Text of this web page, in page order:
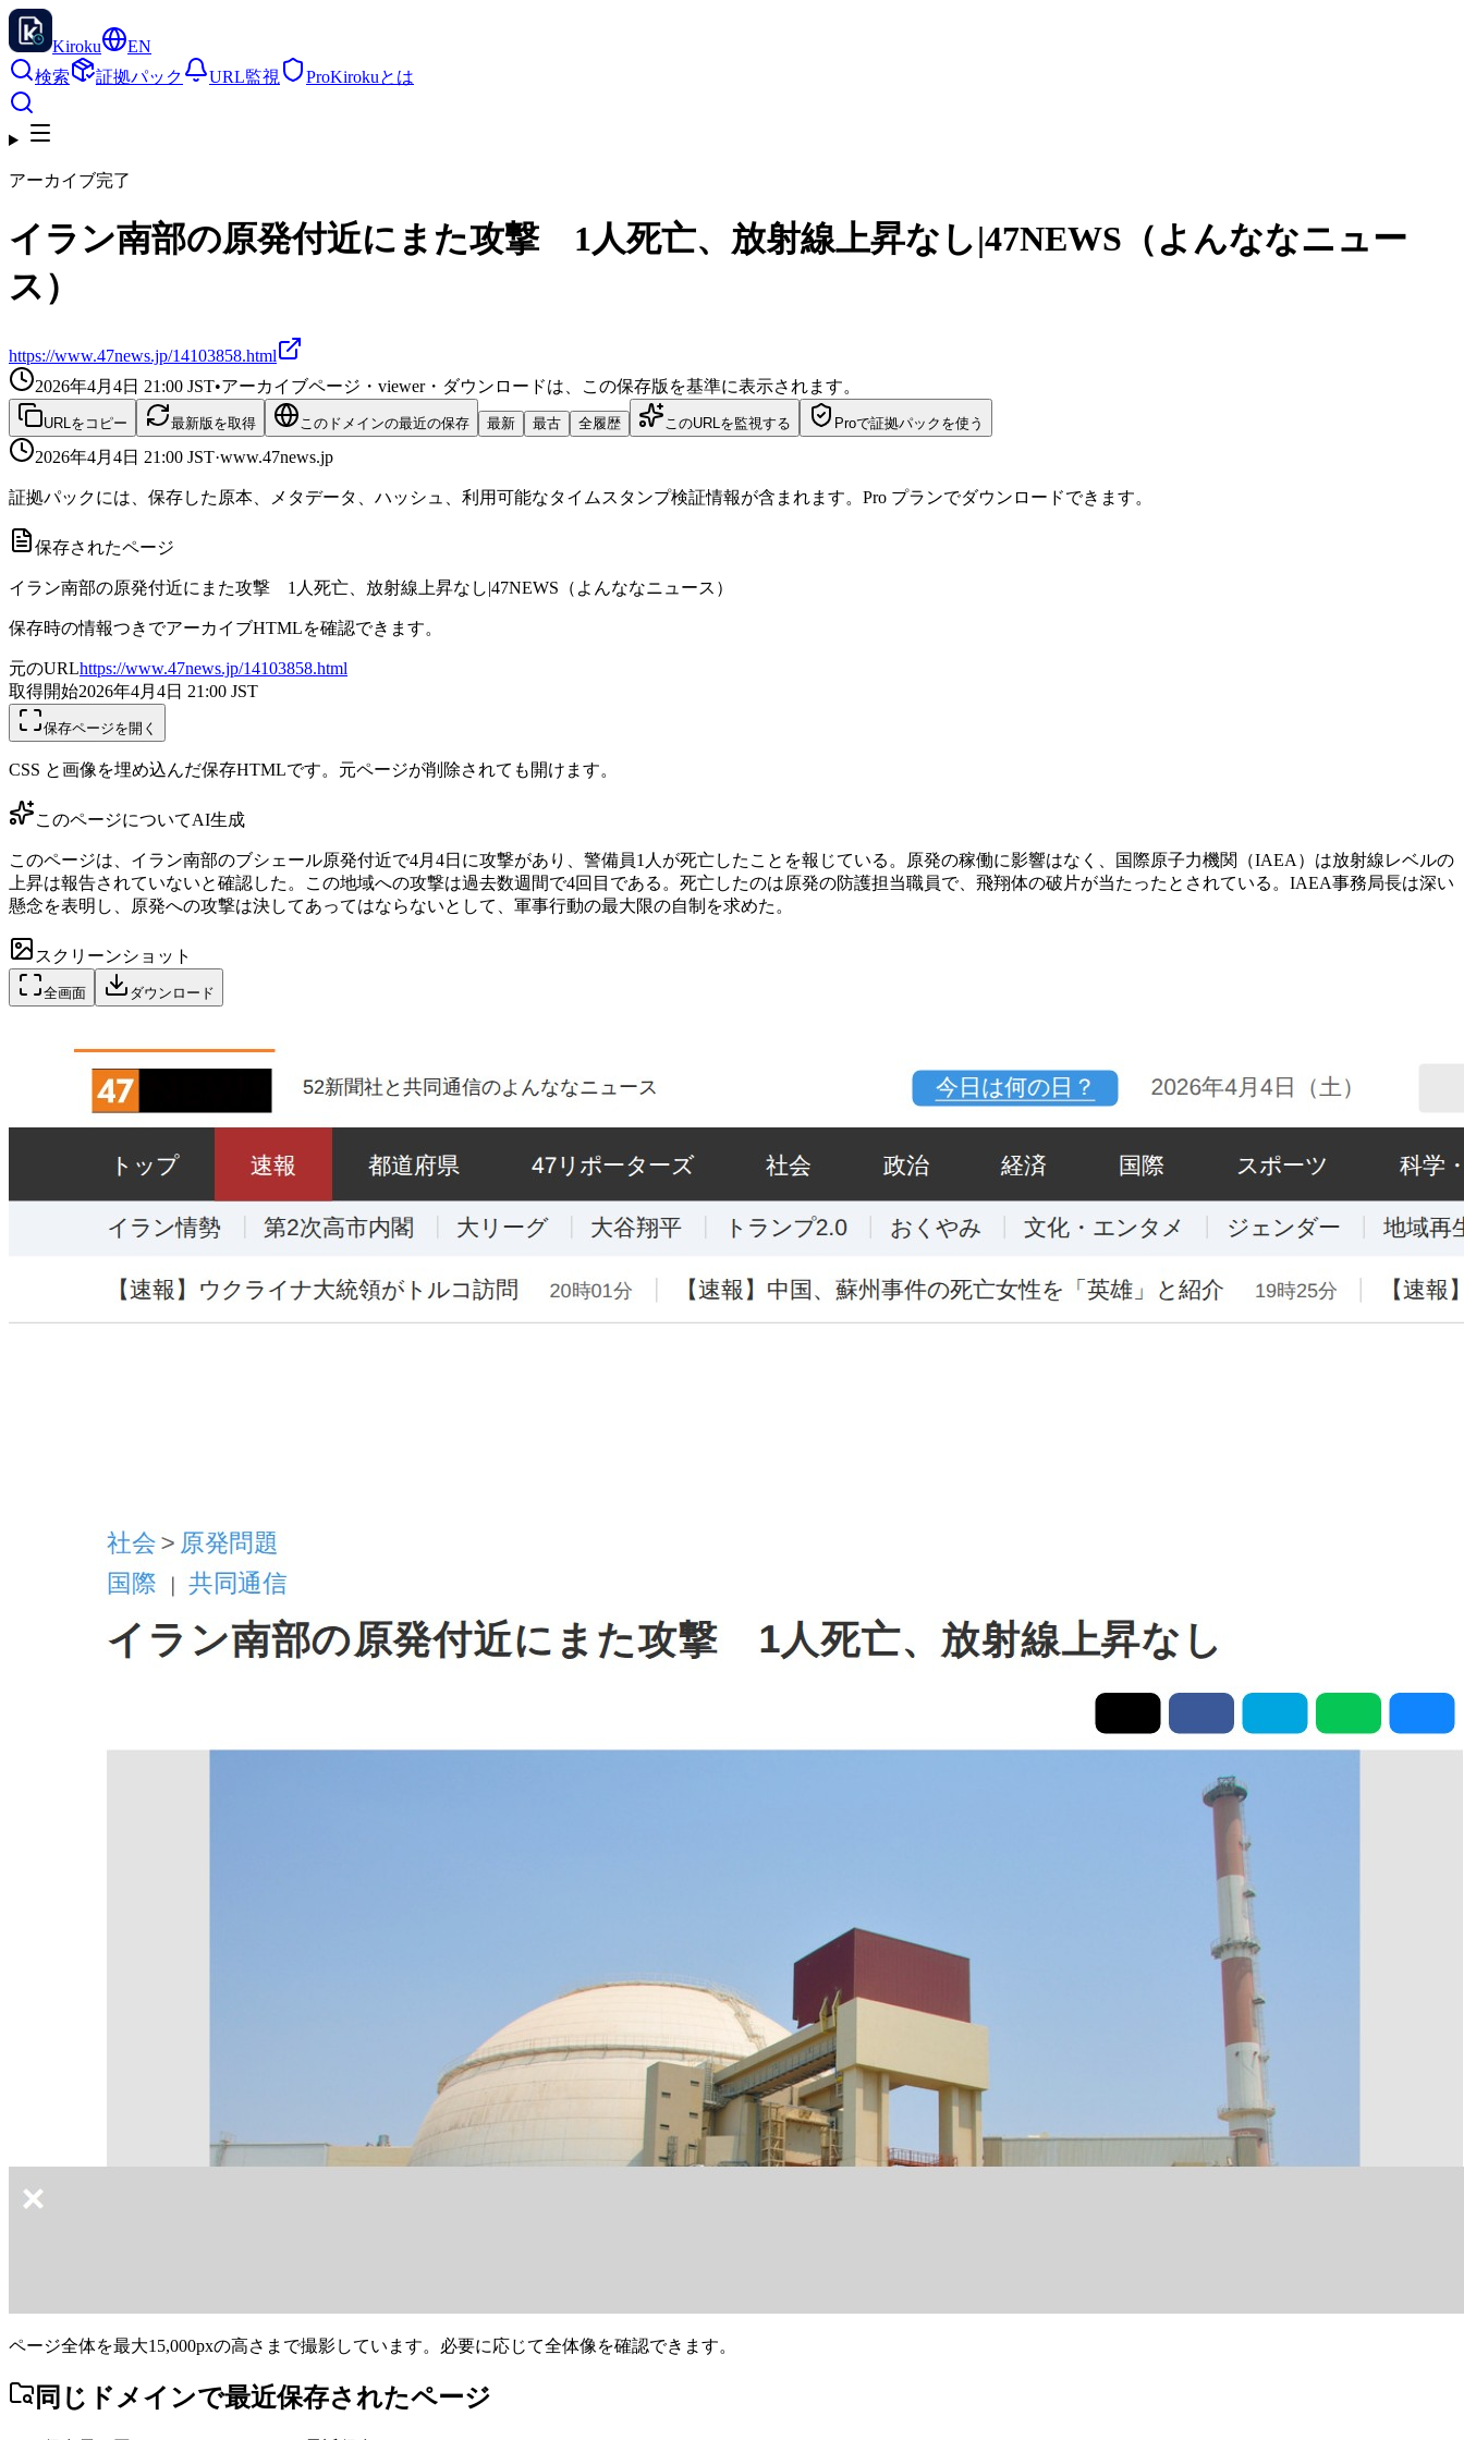
Kiroku
EN
検索
証拠パック URL監視 ProKirokuとは
アーカイブ完了
イラン南部の原発付近にまた攻撃 1人死亡、放射線上昇なし|47NEWS（よんななニュー
ス）
https://www.47news.jp/14103858.html
2026年4月4日 21:00 JST•アーカイブページ・viewer・ダウンロードは、この保存版を基準に表示されます。
URLをコピー 最新版を取得 このドメインの最近の保存 最新 最古 全履歴 このURLを監視する Proで証拠パックを使う
2026年4月4日 21:00 JST·www.47news.jp
証拠パックには、保存した原本、メタデータ、ハッシュ、利用可能なタイムスタンプ検証情報が含まれます。Pro プランでダウンロードできます。
保存されたページ
イラン南部の原発付近にまた攻撃 1人死亡、放射線上昇なし|47NEWS（よんななニュース）
保存時の情報つきでアーカイブHTMLを確認できます。
元のURLhttps://www.47news.jp/14103858.html
取得開始2026年4月4日 21:00 JST
保存ページを開く
CSS と画像を埋め込んだ保存HTMLです。元ページが削除されても開けます。
このページについてAI生成
このページは、イラン南部のブシェール原発付近で4月4日に攻撃があり、警備員1人が死亡したことを報じている。原発の稼働に影響はなく、国際原子力機関（IAEA）は放射線レベルの
上昇は報告されていないと確認した。この地域への攻撃は過去数週間で4回目である。死亡したのは原発の防護担当職員で、飛翔体の破片が当たったとされている。IAEA事務局長は深い
懸念を表明し、原発への攻撃は決してあってはならないとして、軍事行動の最大限の自制を求めた。
スクリーンショット
全画面 ダウンロード
ページ全体を最大15,000pxの高さまで撮影しています。必要に応じて全体像を確認できます。
同じドメインで最近保存されたページ